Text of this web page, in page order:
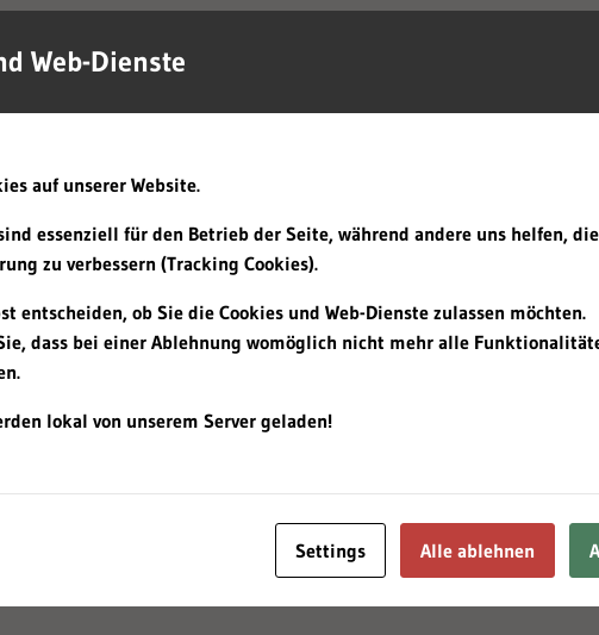
Web-Dienste
auf unserer Website.
essenziell für den Betrieb der Seite, während andere uns helfen,
zu verbessern (Tracking Cookies).
entscheiden, ob Sie die Cookies und Web-Dienste zulassen möchten.
dass bei einer Ablehnung womöglich nicht mehr alle
lokal von unserem Server geladen!
Settings Alle ablehnen